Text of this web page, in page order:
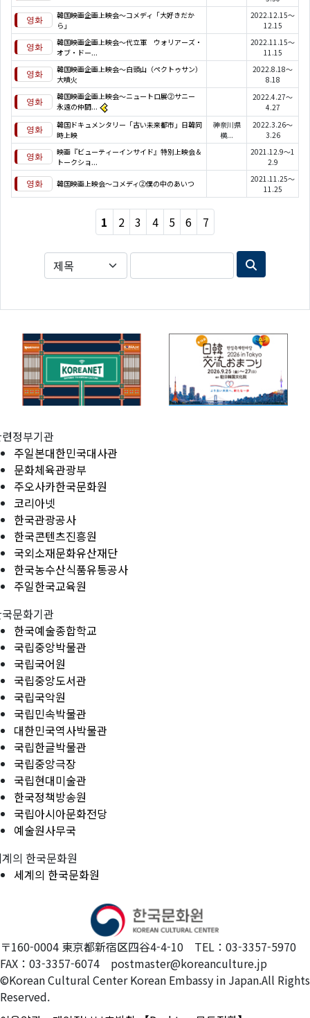
韓国映画企画上映会～コメディ「大好きだか
ら」
2022.12.15～
12.15
韓国映画企画上映会～代立軍 ウォリアーズ・
オブ・ドー...
2022.11.15～
11.15
韓国映画企画上映会～白頭山（ペクトゥサン）
大噴火
2022.8.18～
8.18
韓国映画企画上映会～ニュートロ展②サニー
永遠の仲間...
2022.4.27～
4.27
韓国ドキュメンタリー「古い未来都市」日韓同
時上映
神奈川県
横...
2022.3.26～
3.26
映画『ビューティーインサイド』特別上映会＆
トークショ...
2021.12.9～1
2.9
韓国映画上映会〜コメディ②僕の中のあいつ
2021.11.25～
11.25
1 2 3 4 5 6 7
정부기관
주일본대한민국대사관
문화체육관광부
주오사카한국문화원
코리아넷
한국관광공사
한국콘텐츠진흥원
국외소재문화유산재단
한국농수산식품유통공사
주일한국교육원
문화기관
한국예술종합학교
국립중앙박물관
국립국어원
국립중앙도서관
국립국악원
국립민속박물관
대한민국역사박물관
국립한글박물관
국립중앙극장
국립현대미술관
한국정책방송원
국립아시아문화전당
예술원사무국
의 한국문화원
세계의 한국문화원
〒160-0004 東京都新宿区四谷4-4-10 TEL：03-3357-5970
FAX：03-3357-6074 postmaster@koreanculture.jp
©Korean Cultural Center Korean Embassy in Japan.All Rights
Reserved.